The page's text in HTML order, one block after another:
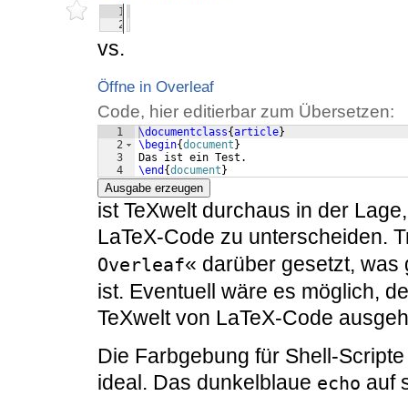
1
2
vs.
Öffne in Overleaf
Code, hier editierbar zum Übersetzen:
1
2
3
4
\documentclass{article}
\begin{document }
Das ist ein Test.
\end {document }
Ausgabe erzeugen
ist TeXwelt durchaus in der
LaTeX-Code zu unterscheiden.
Overleaf« darüber gesetzt,
ist. Eventuell wäre es möglich,
TeXwelt von LaTeX-Code
Die Farbgebung für Shell-
ideal. Das dunkelblaue echo auf